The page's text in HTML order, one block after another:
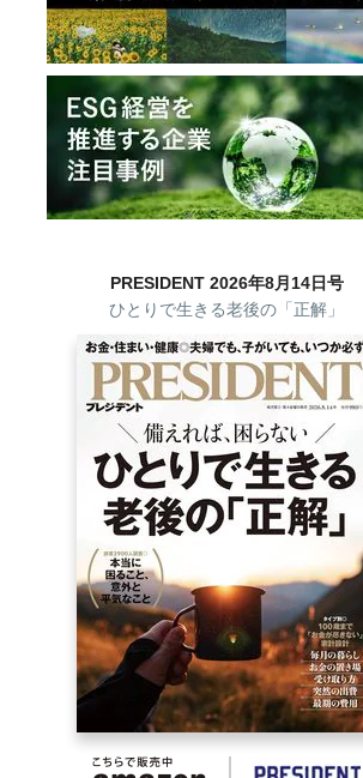
PRESIDENT 2026年8月14日号
ひとりで生きる老後の「正解」